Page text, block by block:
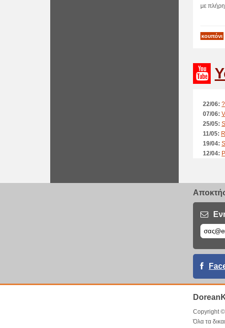
με πλήρη
κουπόνι
22/06:
07/06:
25/05:
11/05:
19/04:
12/04:
10/03:
05/03:
26/02:
25/02:
11/12:
07/12:
16/10:
14/10:
24/09:
24/09:
31/07:
Copyright
Όλα τα